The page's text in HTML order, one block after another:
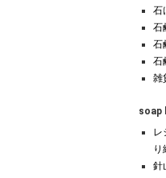
石
石
石
石
雑
soap
レ
り
針